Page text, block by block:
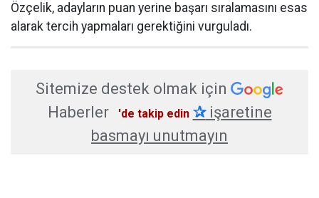
Özçelik, adayların puan yerine başarı sıralamasını esas
alarak tercih yapmaları gerektiğini vurguladı.
Sitemize destek olmak için
Haberler
'de takip edin ✰işaretine
basmayı unutmayın